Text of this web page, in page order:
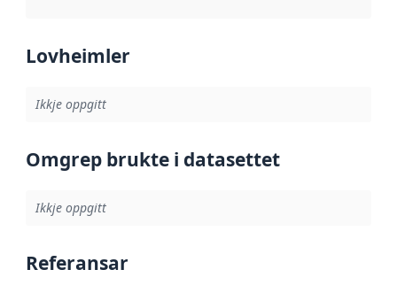
Lovheimler
Ikkje oppgitt
Omgrep brukte i datasettet
Ikkje oppgitt
Referansar